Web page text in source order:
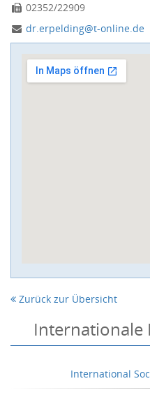
02352/22909
dr.erpelding@t-online.de
Zurück zur Übersicht
Internationale
International